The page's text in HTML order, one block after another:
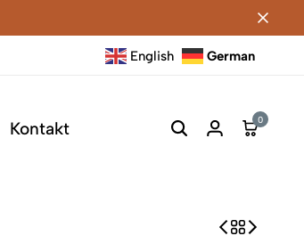
English German
Kontakt 0